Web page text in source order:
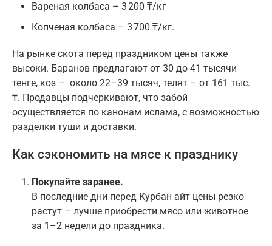
Вареная колбаса – 3 200 ₸/кг
Копченая колбаса – 3 700 ₸/кг.
На рынке скота перед праздником цены также
высоки. Баранов предлагают от 30 до 41 тысячи
тенге, коз – около 22–39 тысяч, телят – от 161 тыс.
₸. Продавцы подчеркивают, что забой
осуществляется по канонам ислама, с возможностью
разделки туши и доставки.
Как сэкономить на мясе к празднику
Покупайте заранее.
В последние дни перед Курбан айт цены резко
растут – лучше приобрести мясо или животное
за 1–2 недели до праздника.